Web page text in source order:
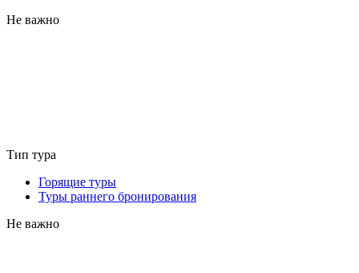
Не важно
Тип тура
Горящие туры
Туры раннего бронирования
Не важно